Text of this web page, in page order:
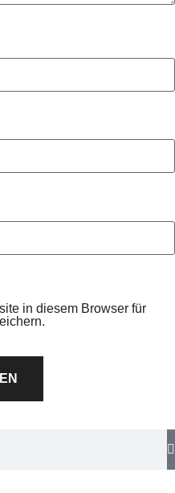
in diesem Browser für